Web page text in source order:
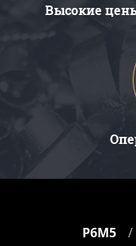
Высокие
Р6М5